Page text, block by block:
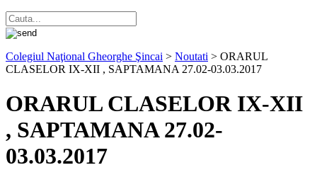
Colegiul Naţional Gheorghe Şincai > Noutati > ORARUL
CLASELOR IX-XII , SAPTAMANA 27.02-03.03.2017
ORARUL CLASELOR IX-XII
, SAPTAMANA 27.02-
03.03.2017